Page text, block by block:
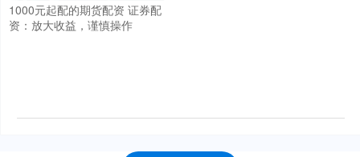
1000元起配的期货配资 证券配
资：放大收益，谨慎操作